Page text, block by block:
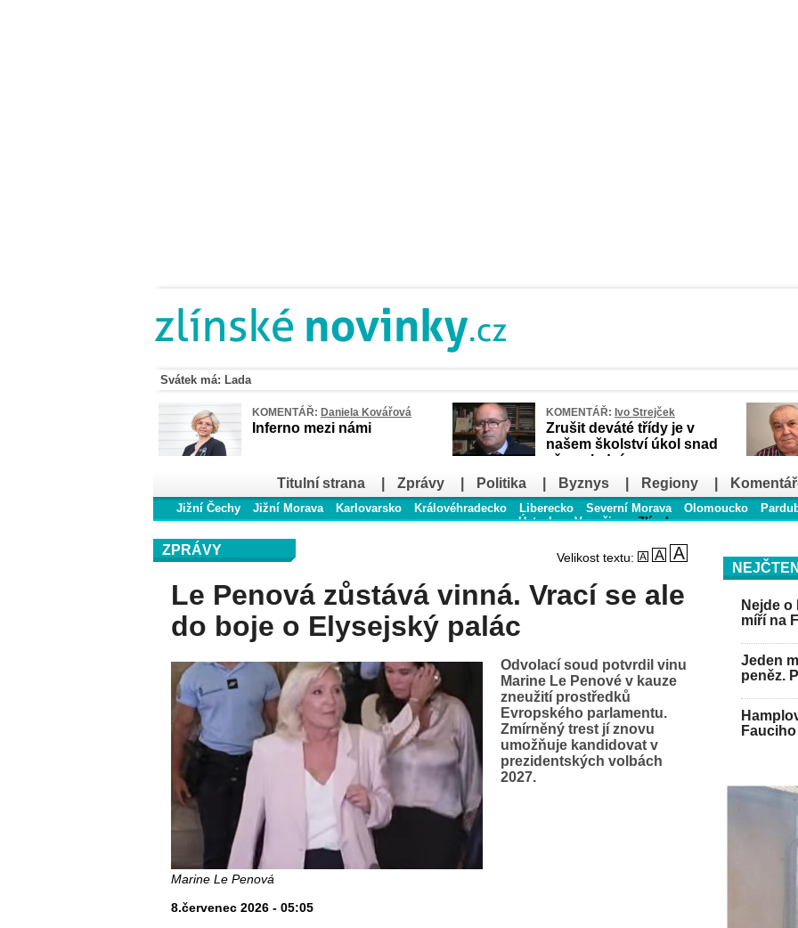
Svátek má: Lada
KOMENTÁŘ: Daniela Kovářová
Inferno mezi námi
KOMENTÁŘ: Ivo Strejček
Zrušit deváté třídy je v
našem školství úkol snad
až poslední
Titulní strana
Zprávy Politika Byznys Regiony
Jižní Čechy Jižní Morava Karlovarsko Královéhradecko Liberecko Severní Morava Olomoucko
Ústecko
Vysočina Zlínsko
ZPRÁVY Velikost textu:
Le Penová zůstává vinná. Vrací se ale
do boje o Elysejský palác
Odvolací soud potvrdil vinu
Marine Le Penové v kauze
zneužití prostředků
Evropského parlamentu.
Zmírněný trest jí znovu
umožňuje kandidovat v
prezidentských volbách
2027.
Marine Le Penová
8.červenec 2026 - 05:05
Nejde o
míří na
Jeden
peněz.